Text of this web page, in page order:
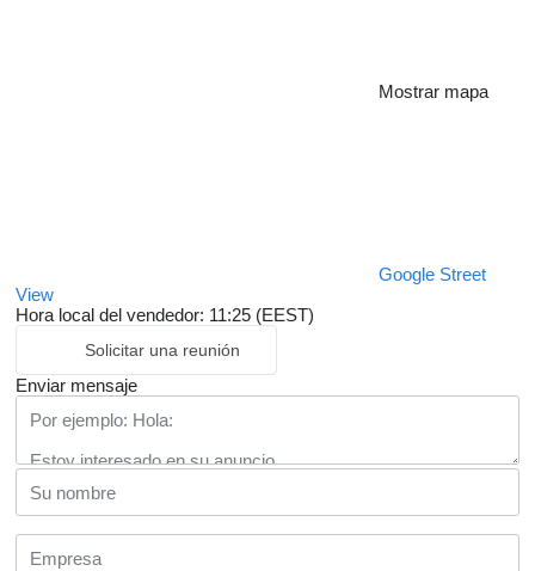
Mostrar mapa
Google Street
View
Hora local del vendedor: 11:25 (EEST)
Solicitar una reunión
Enviar mensaje